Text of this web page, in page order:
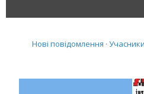
Нові повідомлення · Учасники